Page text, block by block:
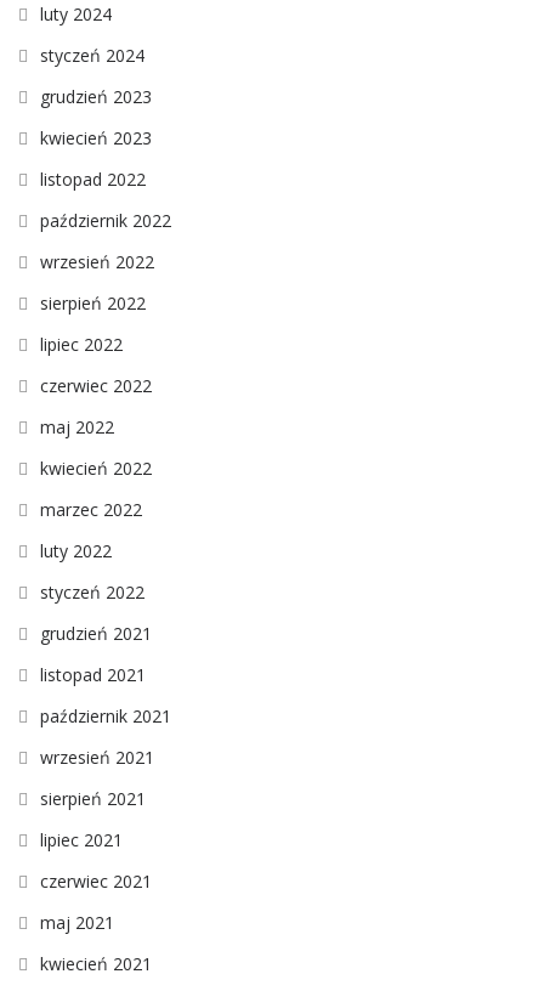
luty 2024
styczeń 2024
grudzień 2023
kwiecień 2023
listopad 2022
październik 2022
wrzesień 2022
sierpień 2022
lipiec 2022
czerwiec 2022
maj 2022
kwiecień 2022
marzec 2022
luty 2022
styczeń 2022
grudzień 2021
listopad 2021
październik 2021
wrzesień 2021
sierpień 2021
lipiec 2021
czerwiec 2021
maj 2021
kwiecień 2021